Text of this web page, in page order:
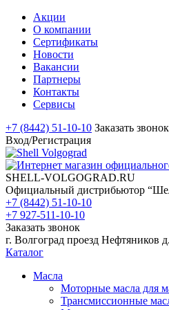
Акции
О компании
Сертификаты
Новости
Вакансии
Партнеры
Контакты
Сервисы
+7 (8442) 51-10-10 Заказать звонок
Вход/Регистрация
SHELL-VOLGOGRAD.RU
Официальный дистрибьютор
+7 (8442) 51-10-10
+7 927-511-10-10
Заказать звонок
г. Волгоград проезд Нефтяников
Каталог
Масла
Моторные масла для
Трансмиссионные